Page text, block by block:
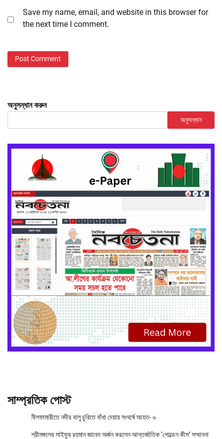
Save my name, email, and website in this browser for
the next time I comment.
অনুসন্ধান করুন
অনুসন্ধান
সাম্প্রতিক পোস্ট
নীলফামারীতে নদীর বালু চুরিতে বাঁধা দেয়ায় সংঘর্ষে আহত- ৬
শ্রীমঙ্গলের সাইফুর রহমান জাবেদ অর্জন করলেন আন্তর্জাতিক ‘গোল্ডেন কীস’ সম্মাননা